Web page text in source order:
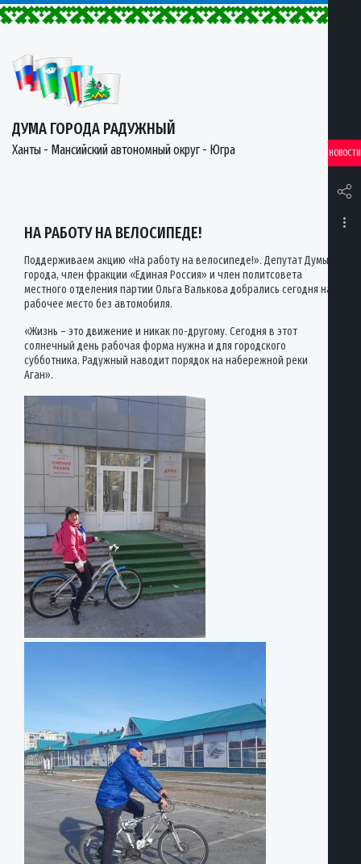
ДУМА ГОРОДА РАДУЖНЫЙ
Ханты - Мансийский автономный округ - Югра НОВОСТИ
НА РАБОТУ НА ВЕЛОСИПЕДЕ!
Поддерживаем акцию «На работу на велосипеде!». Депутат Думы
города, член фракции «Единая Россия» и член политсовета
местного отделения партии Ольга Валькова добрались сегодня на
рабочее место без автомобиля.
«Жизнь – это движение и никак по-другому. Сегодня в этот
солнечный день рабочая форма нужна и для городского
субботника. Радужный наводит порядок на набережной реки
Аган».